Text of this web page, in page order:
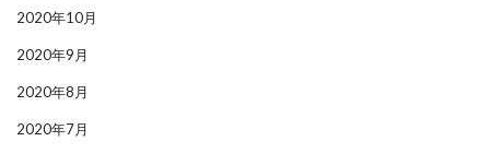
2020年10月
2020年9月
2020年8月
2020年7月